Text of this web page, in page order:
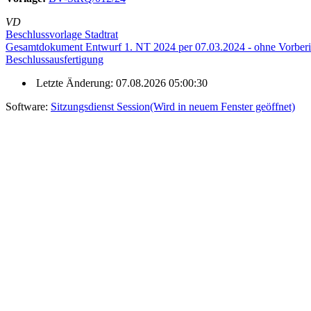
VD
Beschlussvorlage Stadtrat
Gesamtdokument Entwurf 1. NT 2024 per 07.03.2024 - ohne
Beschlussausfertigung
Letzte Änderung: 07.08.2026 05:00:30
Software: Sitzungsdienst Session(Wird in neuem Fenster geöffnet)